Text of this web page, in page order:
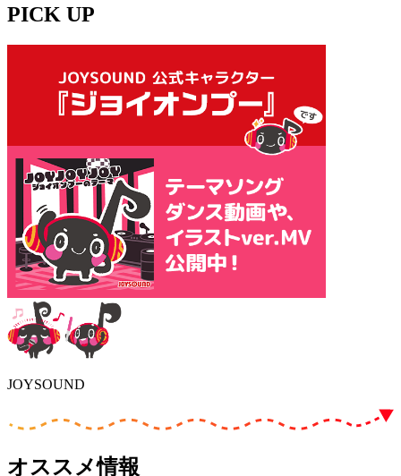
PICK UP
JOYSOUND
オススメ情報